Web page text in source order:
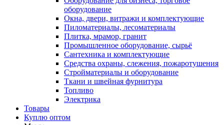
оборудование
Окна, двери, витражи и комплектующие
Пиломатериалы, лесоматериалы
Плитка, мрамор, гранит
Промышленное оборудование, сырьё
Сантехника и комплектующие
Средства охраны, слежения, пожаротушения
Стройматериалы и оборудование
Ткани и швейная фурнитура
Топливо
Электрика
Товары
Куплю оптом